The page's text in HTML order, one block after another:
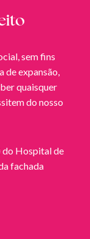
sem fins
de expansão,
quaisquer
do nosso
do Hospital de
fachada